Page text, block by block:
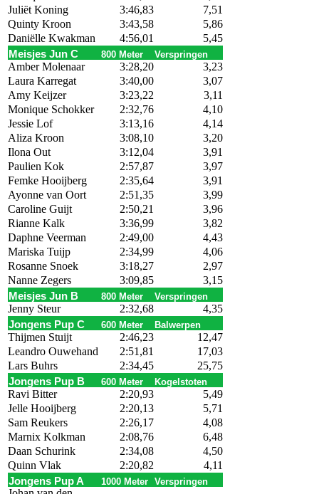
Juliët Koning
3:46,83
7,51
Quinty Kroon
3:43,58
5,86
Daniëlle Kwakman
4:56,01 5,45
Meisjes Jun C 800 Meter Verspringen
Amber Molenaar 3:28,20
3,23
Laura Karregat
3:40,00
3,07
Amy Keijzer
3:23,22
3,11
Monique Schokker
2:32,76
4,10
Jessie Lof
3:13,16
4,14
Aliza Kroon
3:08,10
3,20
Ilona Out
3:12,04
3,91
Paulien Kok
2:57,87
3,97
Femke Hooijberg
2:35,64
3,91
Ayonne van Oort
2:51,35
3,99
Caroline Guijt
2:50,21
3,96
Rianne Kalk
3:36,99
3,82
Daphne Veerman
2:49,00
4,43
Mariska Tuijp
2:34,99
4,06
Rosanne Snoek
3:18,27
2,97
Nanne Zegers
3:09,85 3,15
Meisjes Jun B 800 Meter Verspringen
Jenny Steur 2:32,68 4,35
Jongens Pup C 600 Meter Balwerpen
Thijmen Stuijt 2:46,23
12,47
Leandro Ouwehand
2:51,81
17,03
Lars Buhrs
2:34,45 25,75
Jongens Pup B 600 Meter Kogelstoten
Ravi Bitter 2:20,93
5,49
Jelle Hooijberg
2:20,13
5,71
Sam Reukers
2:26,17
4,08
Marnix Kolkman
2:08,76
6,48
Daan Schurink
2:34,08
4,50
Quinn Vlak
2:20,82 4,11
Jongens Pup A 1000 Meter Verspringen